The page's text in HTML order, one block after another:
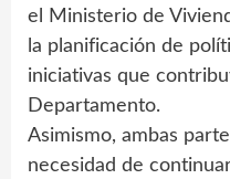
el Ministerio de
la planificación de
iniciativas que
Departamento.
Asimismo, ambas
necesidad de